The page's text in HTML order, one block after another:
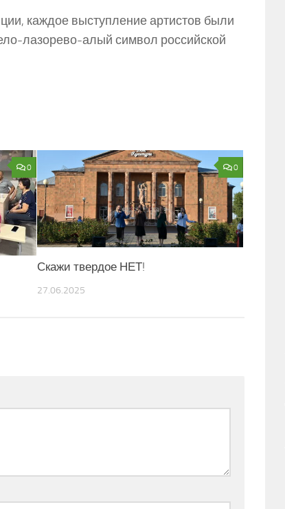
каждое выступление артистов были
лазорево-алый символ российской
0 0
Скажи твердое НЕТ!
27.06.2025